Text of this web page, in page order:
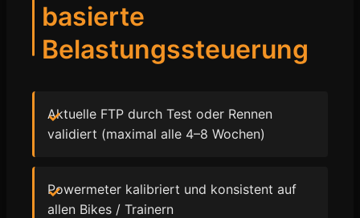
basierte
Belastungssteuerung
Aktuelle FTP durch Test oder Rennen
validiert (maximal alle 4–8 Wochen)
Powermeter kalibriert und konsistent auf
allen Bikes / Trainern